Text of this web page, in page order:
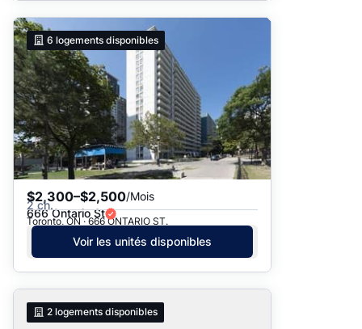
6 logements disponibles
$2,300–$2,500/Mois
2 ch.
666 Ontario St
Toronto, ON · 666 ONTARIO ST.
Voir les unités disponibles
2 logements disponibles